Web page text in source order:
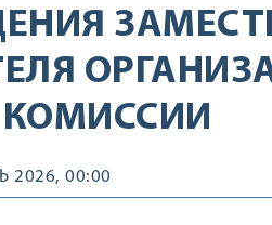
2026, 00:00